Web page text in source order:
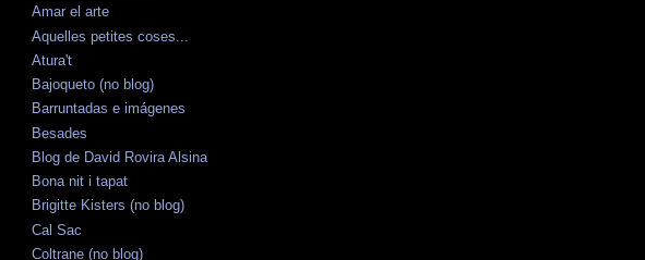
Amar el arte
Aquelles petites coses...
Atura't
Bajoqueto (no blog)
Barruntadas e imágenes
Besades
Blog de David Rovira Alsina
Bona nit i tapat
Brigitte Kisters (no blog)
Cal Sac
Coltrane (no blog)